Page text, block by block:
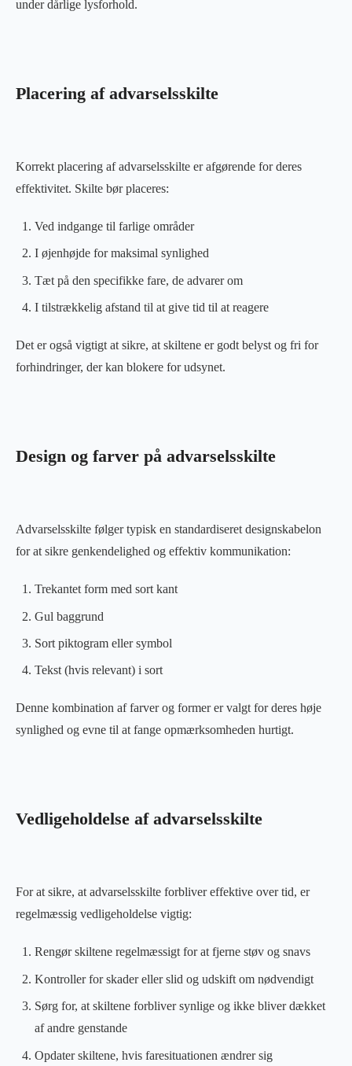
under dårlige lysforhold.
Placering af advarselsskilte
Korrekt placering af advarselsskilte er afgørende for deres
effektivitet. Skilte bør placeres:
Ved indgange til farlige områder
I øjenhøjde for maksimal synlighed
Tæt på den specifikke fare, de advarer om
I tilstrækkelig afstand til at give tid til at reagere
Det er også vigtigt at sikre, at skiltene er godt belyst og fri for
forhindringer, der kan blokere for udsynet.
Design og farver på advarselsskilte
Advarselsskilte følger typisk en standardiseret designskabelon
for at sikre genkendelighed og effektiv kommunikation:
Trekantet form med sort kant
Gul baggrund
Sort piktogram eller symbol
Tekst (hvis relevant) i sort
Denne kombination af farver og former er valgt for deres høje
synlighed og evne til at fange opmærksomheden hurtigt.
Vedligeholdelse af advarselsskilte
For at sikre, at advarselsskilte forbliver effektive over tid, er
regelmæssig vedligeholdelse vigtig:
Rengør skiltene regelmæssigt for at fjerne støv og snavs
Kontroller for skader eller slid og udskift om nødvendigt
Sørg for, at skiltene forbliver synlige og ikke bliver dækket
af andre genstande
Opdater skiltene, hvis faresituationen ændrer sig